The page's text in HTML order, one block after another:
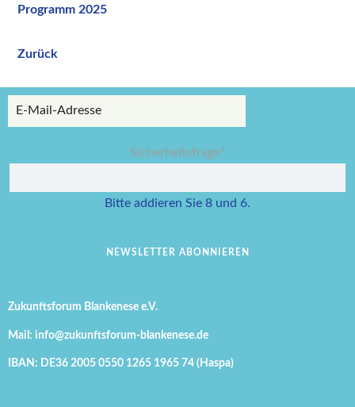
Programm 2025
Zurück
E-
Pflichtfeld
Sicherheitsfrage*
Bitte addieren Sie 8 und 6.
ABONNIEREN
Zukunftsforum Blankenese e.V.
Mail: info@zukunftsforum-blankenese.de
IBAN: DE36 2005 0550 1265 1965 74 (Haspa)